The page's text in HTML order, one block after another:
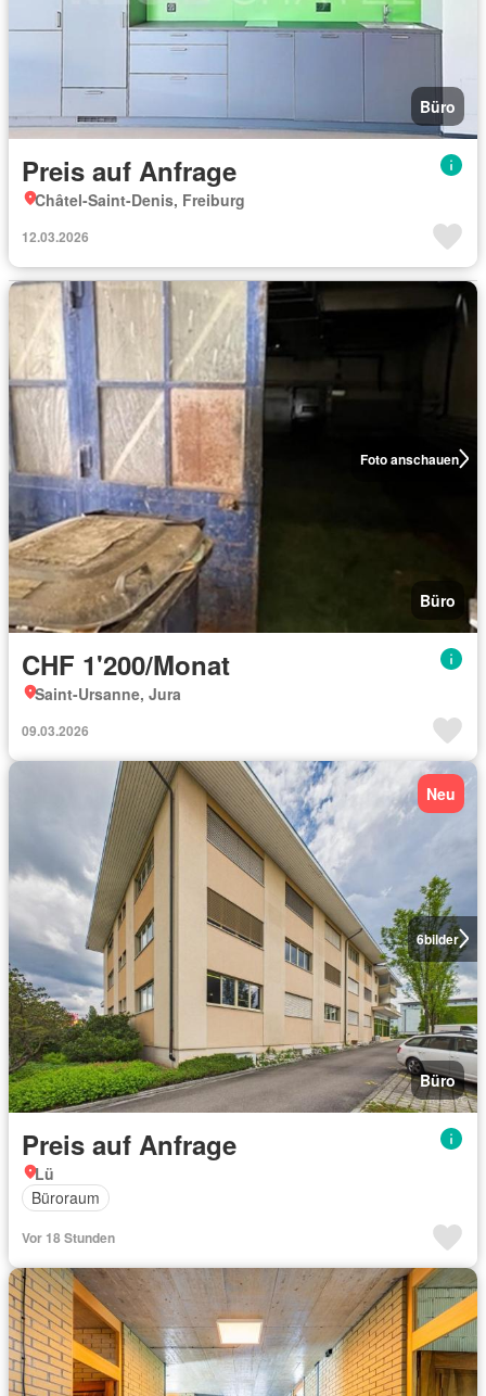
Büro
Preis auf Anfrage
Châtel-Saint-Denis, Freiburg
12.03.2026
Foto anschauen
Büro
CHF 1'200/Monat
Saint-Ursanne, Jura
09.03.2026
6bilder
Neu
Büro
Preis auf Anfrage
Lü
Büroraum
Vor 18 Stunden